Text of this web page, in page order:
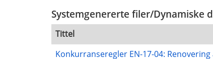
Systemgenererte filer/Dynamiske
Tittel
Konkurranseregler EN-17-04: